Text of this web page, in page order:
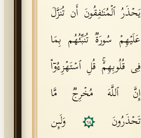
یَحۡذَرُ ٱلۡمُنَـٰفِقُونَ أَن تُنَزَّلَ
عَلَیۡهِمۡ سُورَةࣱ تُنَبِّئُهُم بِمَا
فِی قُلُوبِهِمۡۚ قُلِ ٱسۡتَهۡزِءُوۤا۟
إِنَّ ٱللَّهَ مُخۡرِجࣱ مَّا
تَحۡذَرُونَ
٦٤
وَلَىِٕن